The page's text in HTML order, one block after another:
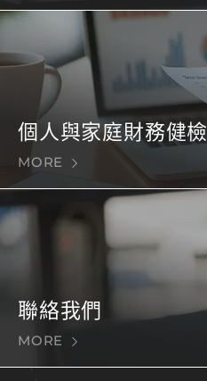
個人與家庭財務健檢
MORE
聯絡我們
MORE